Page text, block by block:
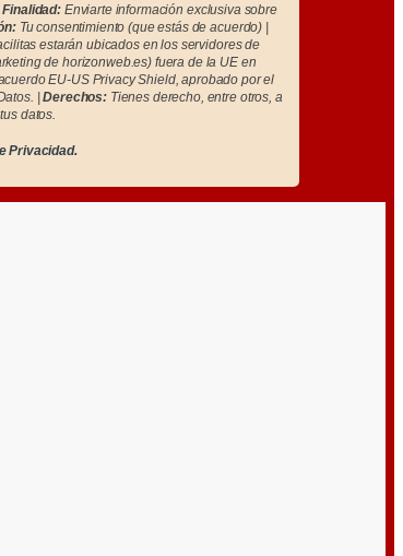
Finalidad: Enviarte información exclusiva sobre
Tu consentimiento (que estás de acuerdo) |
estarán ubicados en los servidores de
de horizonweb.es) fuera de la UE en
EU-US Privacy Shield, aprobado por el
|Derechos: Tienes derecho, entre otros, a
datos.
Privacidad.